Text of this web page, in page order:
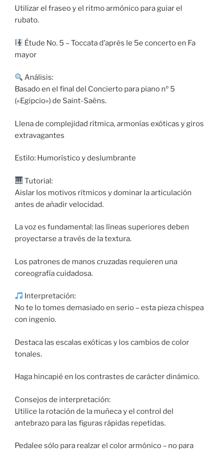
Utilizar el fraseo y el ritmo armónico para guiar el
rubato.
Étude No. 5 – Toccata d’après le 5e concerto en Fa
mayor
Análisis:
Basado en el final del Concierto para piano nº 5
(«Egipcio») de Saint-Saëns.
Llena de complejidad rítmica, armonías exóticas y giros
extravagantes
Estilo: Humorístico y deslumbrante
Tutorial:
Aislar los motivos rítmicos y dominar la articulación
antes de añadir velocidad.
La voz es fundamental: las líneas superiores deben
proyectarse a través de la textura.
Los patrones de manos cruzadas requieren una
coreografía cuidadosa.
Interpretación:
No te lo tomes demasiado en serio – esta pieza chispea
con ingenio.
Destaca las escalas exóticas y los cambios de color
tonales.
Haga hincapié en los contrastes de carácter dinámico.
Consejos de interpretación:
Utilice la rotación de la muñeca y el control del
antebrazo para las figuras rápidas repetidas.
Pedalee sólo para realzar el color armónico – no para